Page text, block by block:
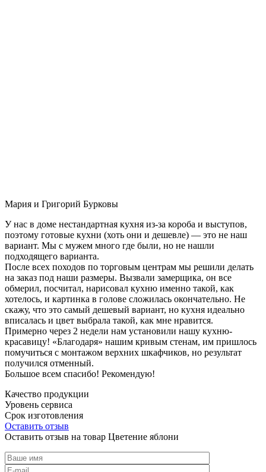
Мария и Григорий Бурковы
У нас в доме нестандартная кухня из-за короба и выступов,
поэтому готовые кухни (хоть они и дешевле) — это не наш
вариант. Мы с мужем много где были, но не нашли
подходящего варианта.
После всех походов по торговым центрам мы решили делать
на заказ под наши размеры. Вызвали замерщика, он все
обмерил, посчитал, нарисовал кухню именно такой, как
хотелось, и картинка в голове сложилась окончательно. Не
скажу, что это самый дешевый вариант, но кухня идеально
вписалась и цвет выбрала такой, как мне нравится.
Примерно через 2 недели нам установили нашу кухню-
красавицу! «Благодаря» нашим кривым стенам, им пришлось
помучиться с монтажом верхних шкафчиков, но результат
получился отменный.
Большое всем спасибо! Рекомендую!
Качество продукции
Уровень сервиса
Срок изготовления
Оставить отзыв
Оставить отзыв на товар Цветение яблони